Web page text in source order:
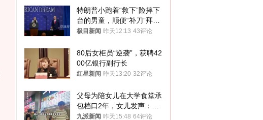
特朗普小跑着“救下”险摔下
台的男童，顺便“补刀”拜
登：“我可不想他像拜登一
极目新闻 昨天12:13 43评论
80后女柜员“逆袭”，获聘42
00亿银行副行长
红星新闻 昨天13:20 32评论
父母为陪女儿在大学食堂承
包档口2年，女儿发声：初
衷是为了陪伴，毕业后将不
九派新闻 昨天15:48 64评论